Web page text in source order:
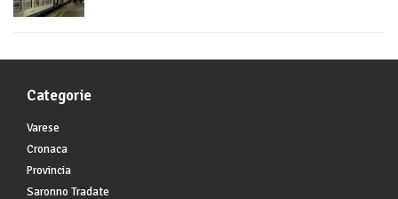
Categorie
Varese
Cronaca
Provincia
Saronno Tradate